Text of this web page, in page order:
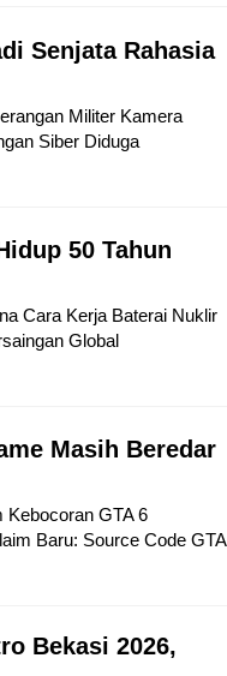
Senjata Rahasia
Militer Kamera
Siber Diduga
50 Tahun
Cara Kerja Baterai Nuklir
Global
Masih Beredar
Kebocoran GTA 6
Baru: Source Code GTA
Bekasi 2026,